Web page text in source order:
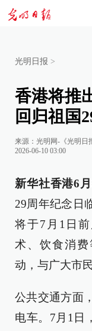
光明日报 >
香港将推
回归祖国
来源： 光明网-《光明日
2026-06-10 03:00
新华社香港6
29周年纪念日
将于7月1日
术、饮食消
动，与广大市
公共交通方面
电车。7月1日